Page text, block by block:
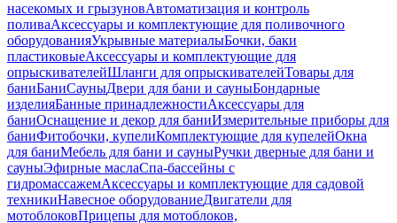
насекомых и грызуновАвтоматизация и контроль
поливаАксессуары и комплектующие для поливочного
оборудованияУкрывные материалыБочки, баки
пластиковыеАксессуары и комплектующие для
опрыскивателейШланги для опрыскивателейТовары для
баниБаниСауныДвери для бани и сауныБондарные
изделияБанные принадлежностиАксессуары для
баниОснащение и декор для баниИзмерительные приборы для
баниФитобочки, купелиКомплектующие для купелейОкна
для баниМебель для бани и сауныРучки дверные для бани и
сауныЭфирные маслаСпа-бассейны с
гидромассажемАксессуары и комплектующие для садовой
техникиНавесное оборудованиеДвигатели для
мотоблоковПрицепы для мотоблоков,